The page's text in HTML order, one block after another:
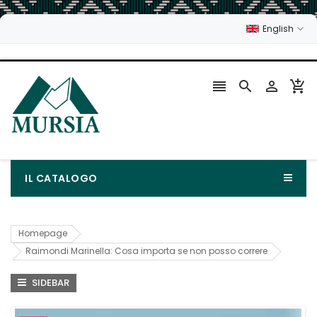
English
   
IL CATALOGO
Homepage
Raimondi Marinella: Cosa importa se non posso correre
SIDEBAR